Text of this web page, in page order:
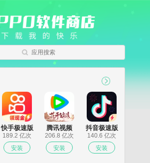
应用搜索
快手极速版
189.2 亿次
腾讯视频
206.8 亿次
抖音极速版
140.6 亿次